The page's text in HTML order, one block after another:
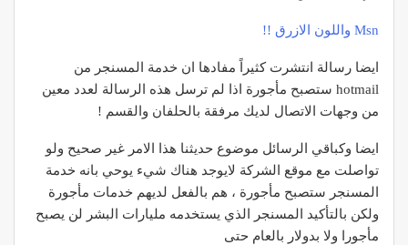
Msn واللون الازرق !!
ايضا رسالة انتشرت كثيراً مفادها ان خدمة المسنجر من
hotmail ستصبح مأجورة اذا لم ترسل هذه الرسالة لعدد معين
من وجهات الاتصال لديك مرفقة بالحلفان والقسم !
ايضا وكباقي الرسائل موضوع حديثنا هذا الامر غير صحيح ولو
تواصلت مع موقع الشركة لايوجد هناك شيء يوحي بانه خدمة
المسنجر ستصبح مأجورة ، هم بالفعل لديهم خدمات مأجورة
ولكن بالتأكيد المسنجر الذي يستخدمه مليارات البشر لن يصبح
مأجورا ولا بدولار بالعام حتى